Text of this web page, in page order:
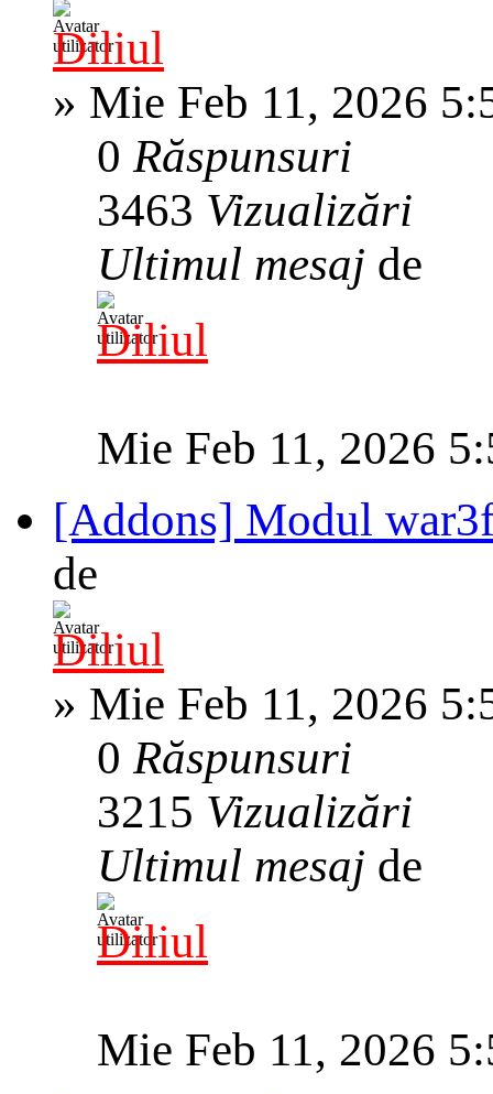
Diliul
» Mie Feb 11, 2026
0Răspunsuri
3463 Vizualizări
Ultimul mesaj de
Diliul
Mie Feb 11, 2026
[Addons] Modul
de
Diliul
» Mie Feb 11, 2026
0Răspunsuri
3215 Vizualizări
Ultimul mesaj de
Diliul
Mie Feb 11, 2026